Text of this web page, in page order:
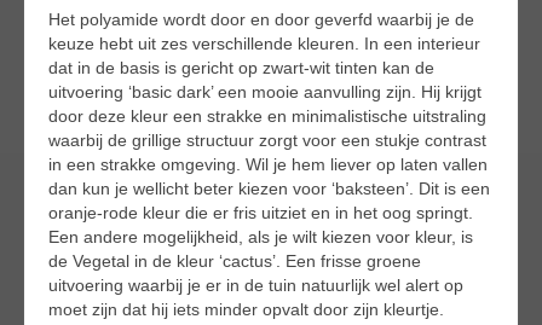
Het polyamide wordt door en door geverfd waarbij je de
keuze hebt uit zes verschillende kleuren. In een interieur
dat in de basis is gericht op zwart-wit tinten kan de
uitvoering ‘basic dark’ een mooie aanvulling zijn. Hij krijgt
door deze kleur een strakke en minimalistische uitstraling
waarbij de grillige structuur zorgt voor een stukje contrast
in een strakke omgeving. Wil je hem liever op laten vallen
dan kun je wellicht beter kiezen voor ‘baksteen’. Dit is een
oranje-rode kleur die er fris uitziet en in het oog springt.
Een andere mogelijkheid, als je wilt kiezen voor kleur, is
de Vegetal in de kleur ‘cactus’. Een frisse groene
uitvoering waarbij je er in de tuin natuurlijk wel alert op
moet zijn dat hij iets minder opvalt door zijn kleurtje.